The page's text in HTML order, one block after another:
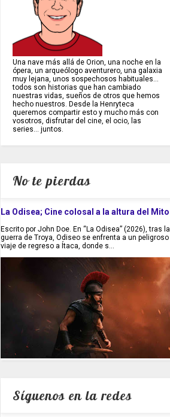
Una nave más allá de Orion, una noche en la
ópera, un arqueólogo aventurero, una galaxia
muy lejana, unos sospechosos habituales...
todos son historias que han cambiado
nuestras vidas, sueños de otros que hemos
hecho nuestros. Desde la Henryteca
queremos compartir esto y mucho más con
vosotros, disfrutar del cine, el ocio, las
series... juntos.
No te pierdas
La Odisea; Cine colosal a la altura del Mito
Escrito por John Doe. En “La Odisea” (2026), tras la
guerra de Troya, Odiseo se enfrenta a un peligroso
viaje de regreso a Ítaca, donde s...
Síguenos en la redes